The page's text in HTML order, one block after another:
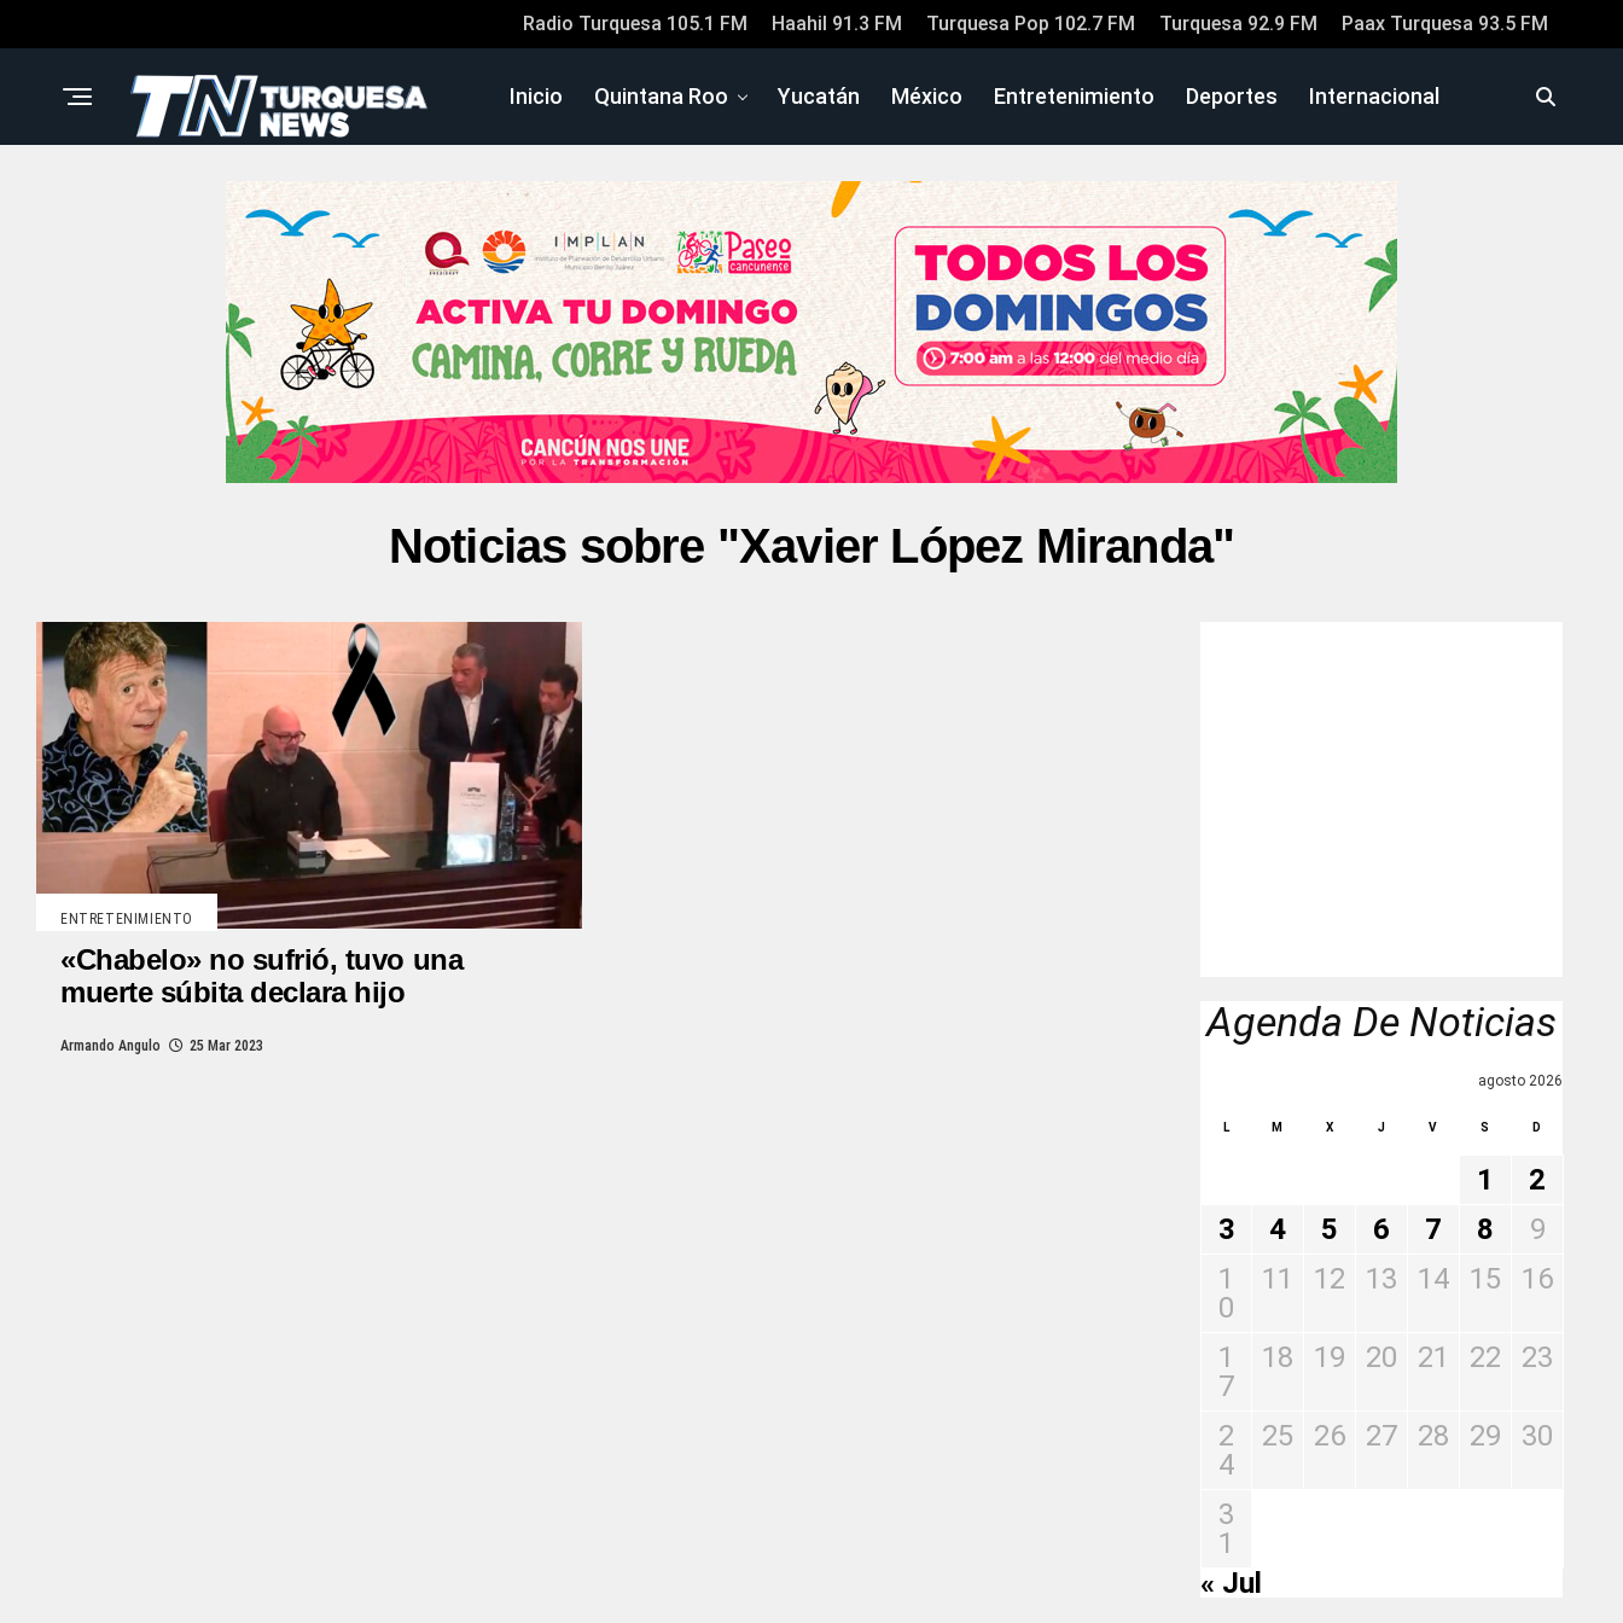
Radio Turquesa 105.1 FM Haahil 91.3 FM Turquesa Pop 102.7 FM Turquesa 92.9 FM Paax Turquesa 93.5 FM
Inicio Quintana Roo Yucatán México Entretenimiento Deportes Internacional
Noticias sobre "Xavier López Miranda"
ENTRETENIMIENTO
«Chabelo» no sufrió, tuvo una
muerte súbita declara hijo
Armando Angulo 25 Mar 2023 Agenda De Noticias
agosto 2026
L M X J V S D
1
2
3
4 5 6 7 8
9
1
0
11 12 13 14 15 16
1
7
18 19 20 21 22 23
2
4
25 26 27 28 29 30
3
1
« Jul